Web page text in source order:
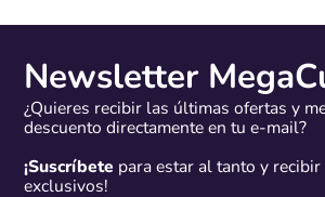
Newsletter
¿Quieres recibir las últimas ofertas y
descuento directamente en tu e-mail?
¡Suscríbete para estar al tanto y
exclusivos!